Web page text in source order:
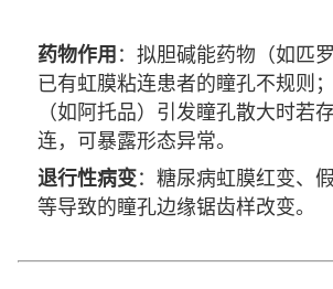
药物作用 ：拟胆碱能药物（如匹
已有虹膜粘连患者的瞳孔不规则
（如阿托品）引发瞳孔散大时若
连，可暴露形态异常。
退行性病变：糖尿病虹膜红变、
等导致的瞳孔边缘锯齿样改变。